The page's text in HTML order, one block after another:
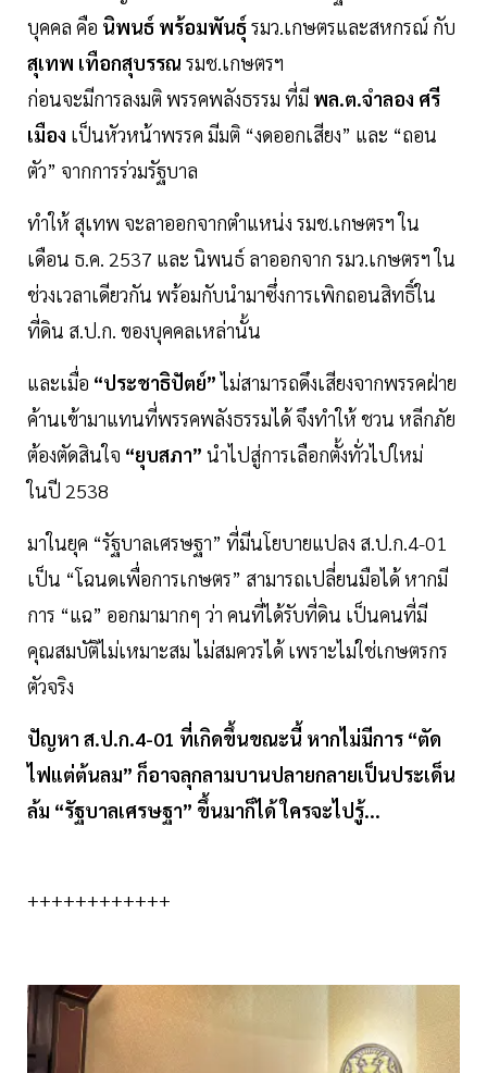
บุคคล คือ นิพนธ์ พร้อมพันธุ์รมว.เกษตรและสหกรณ์ กับ
สุเทพ เทือกสุบรรณ รมช.เกษตรฯ
ก่อนจะมีการลงมติ พรรคพลังธรรม ที่มี พล.ต.จำลอง ศรี
เมือง เป็นหัวหน้าพรรค มีมติ “งดออกเสียง” และ “ถอน
ตัว” จากการร่วมรัฐบาล
ทำให้ สุเทพ จะลาออกจากตำแหน่ง รมช.เกษตรฯ ใน
เดือน ธ.ค. 2537 และ นิพนธ์ ลาออกจาก รมว.เกษตรฯ ใน
ช่วงเวลาเดียวกัน พร้อมกับนำมาซึ่งการเพิกถอนสิทธิ์ใน
ที่ดิน ส.ป.ก. ของบุคคลเหล่านั้น
และเมื่อ “ประชาธิปัตย์”ไม่สามารถดึงเสียงจากพรรคฝ่าย
ค้านเข้ามาแทนที่พรรคพลังธรรมได้ จึงทำให้ ชวน หลีกภัย
ต้องตัดสินใจ “ยุบสภา” นำไปสู่การเลือกตั้งทั่วไปใหม่
ในปี 2538
มาในยุค “รัฐบาลเศรษฐา” ที่มีนโยบายแปลง ส.ป.ก.4-01
เป็น “โฉนดเพื่อการเกษตร” สามารถเปลี่ยนมือได้ หากมี
การ “แฉ” ออกมามากๆ ว่า คนที่ได้รับที่ดิน เป็นคนที่มี
คุณสมบัติไม่เหมาะสม ไม่สมควรได้ เพราะไม่ใช่เกษตรกร
ตัวจริง
ปัญหา ส.ป.ก.4-01 ที่เกิดขึ้นขณะนี้ หากไม่มีการ “ตัด
ไฟแต่ต้นลม” ก็อาจลุกลามบานปลายกลายเป็นประเด็น
ล้ม “รัฐบาลเศรษฐา” ขึ้นมาก็ได้ ใครจะไปรู้...
++++++++++++